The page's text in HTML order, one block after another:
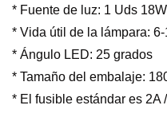
* Fuente de luz: 1 Uds
* Vida útil de la lámpara:
* Ángulo LED: 25 grados
* Tamaño del embalaje:
* El fusible estándar es 2A